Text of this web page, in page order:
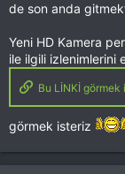
de son anda
Yeni HD Kamera
ile ilgili izlenimlerini
Bu LİNKİ
görmek isteriz